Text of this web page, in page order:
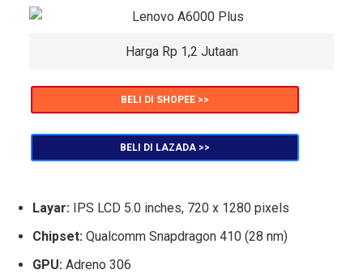
Harga Rp 1,2 Jutaan
BELI DI SHOPEE >>
BELI DI LAZADA >>
Layar:
IPS LCD 5.0 inches, 720 x 1280 pixels
Chipset: Qualcomm Snapdragon 410 (28 nm)
GPU: Adreno 306